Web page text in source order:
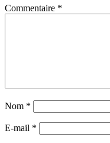
Commentaire *
Nom *
E-mail *